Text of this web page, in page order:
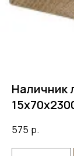
Наличник
575 р.